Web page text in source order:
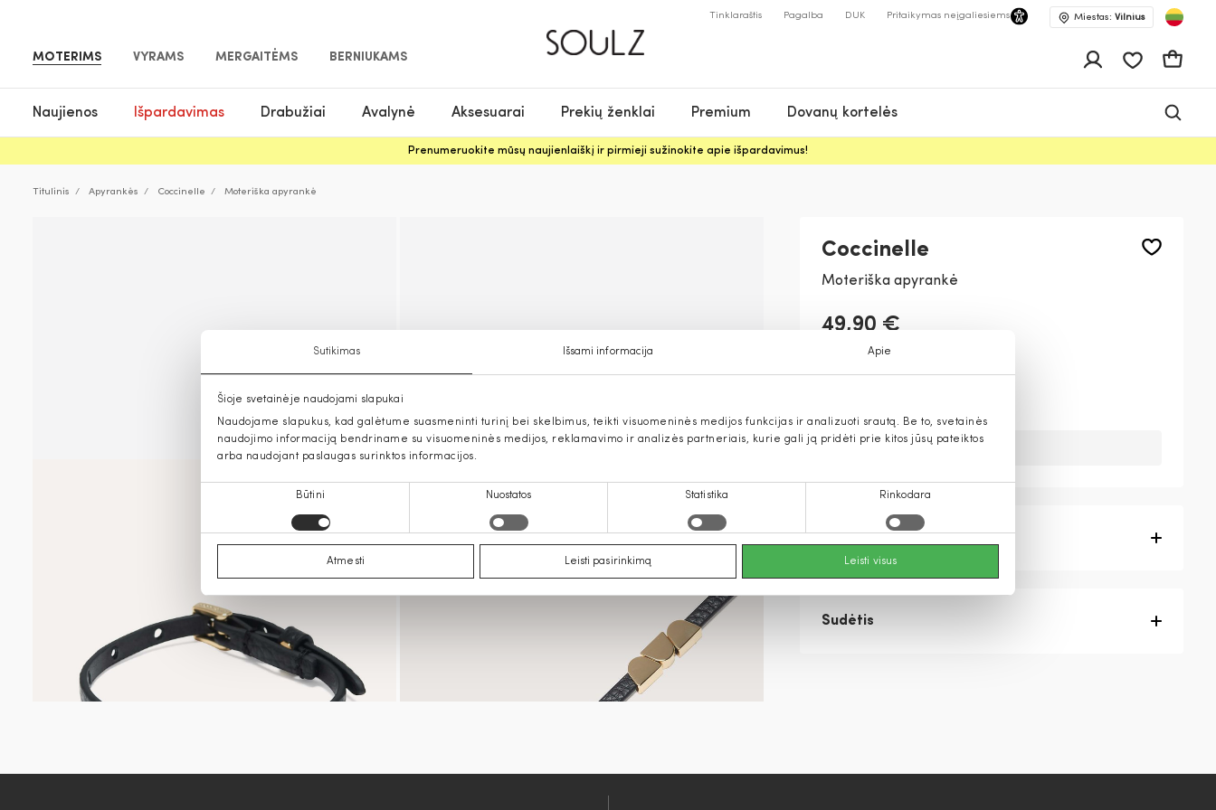
Sutikimas Išsami informacija Apie
Šioje svetainėje naudojami slapukai
Naudojame slapukus, kad galėtume suasmeninti turinį bei skelbimus, teikti visuomeninės medijos funkcijas ir analizuoti srautą. Be to, svetainės
naudojimo informaciją bendriname su visuomeninės medijos, reklamavimo ir analizės partneriais, kurie gali ją pridėti prie kitos jūsų pateiktos
arba naudojant paslaugas surinktos informacijos.
Būtini Nuostatos Statistika Rinkodara
Atmesti Leisti pasirinkimą Leisti visus
MOTERIMS VYRAMS MERGAITĖMS BERNIUKAMS
Tinklaraštis Pagalba DUK Pritaikymas neįgaliesiems Miestas: Vilnius
Pageidavimų
Naujienos Išpardavimas Drabužiai Avalynė Aksesuarai Prekių ženklai Premium Dovanų kortelės
Prenumeruokite mūsų naujienlaiškį ir pirmieji sužinokite apie išpardavimus!
Titulinis Apyrankės Coccinelle Moteriška apyrankė
Coccinelle
Moteriška apyrankė
49,90 €
Deja, šios prekės nebeturime.
Prekės aprašymas
Sudėtis